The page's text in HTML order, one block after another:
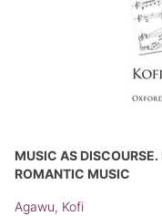
MUSIC AS
ROMANTIC MUSIC
Agawu, Kofi